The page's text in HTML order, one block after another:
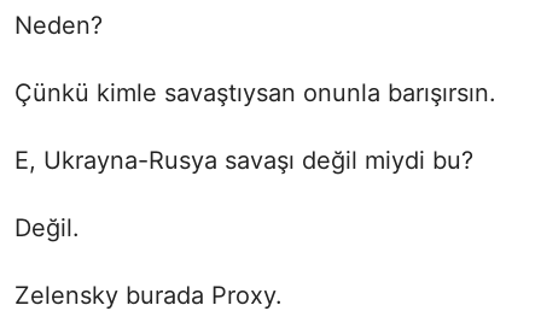
Neden?
Çünkü kimle savaştıysan onunla barışırsın.
E, Ukrayna-Rusya savaşı değil miydi bu?
Değil.
Zelensky burada Proxy.